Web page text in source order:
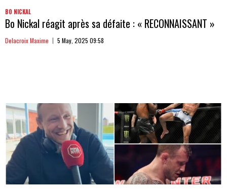
BO NICKAL
Bo Nickal réagit après sa défaite : « RECONNAISSANT »
Delacroix Maxime 5 May, 2025 09:58